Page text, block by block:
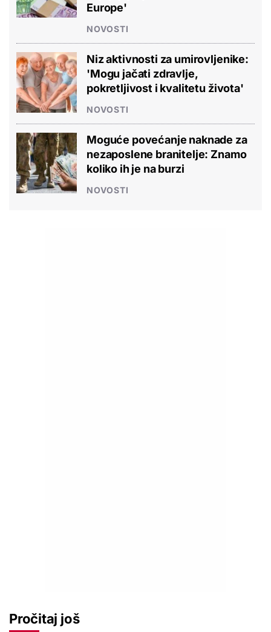
Europe'
NOVOSTI
Niz aktivnosti za umirovljenike:
'Mogu jačati zdravlje,
pokretljivost i kvalitetu života'
NOVOSTI
Moguće povećanje naknade za
nezaposlene branitelje: Znamo
koliko ih je na burzi
NOVOSTI
Pročitaj još